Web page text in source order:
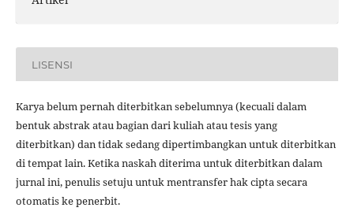
LISENSI
Karya belum pernah diterbitkan sebelumnya (kecuali dalam
bentuk abstrak atau bagian dari kuliah atau tesis yang
diterbitkan) dan tidak sedang dipertimbangkan untuk diterbitkan
di tempat lain. Ketika naskah diterima untuk diterbitkan dalam
jurnal ini, penulis setuju untuk mentransfer hak cipta secara
otomatis ke penerbit.